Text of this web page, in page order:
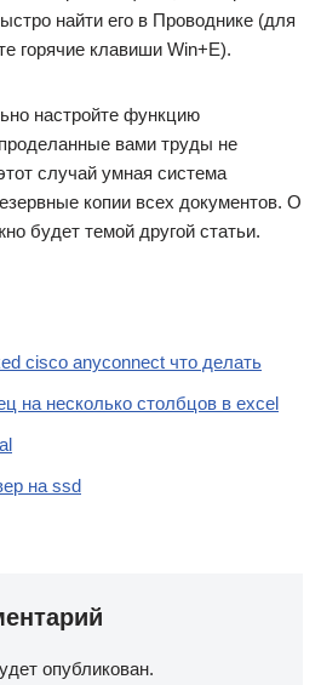
моих комментариев.